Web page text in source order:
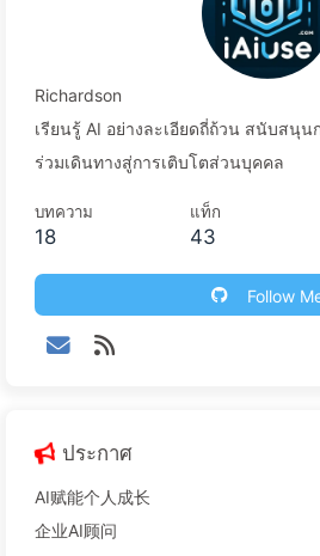
Richardson
เรียนรู้ AI อย่างละเอียดถี่ถ้วน สนับสนุน
ร่วมเดินทางสู่การเติบโตส่วนบุคคล
บทความ
18
แท็ก
43
Follow
ประกาศ
AI赋能个人成长
企业AI顾问